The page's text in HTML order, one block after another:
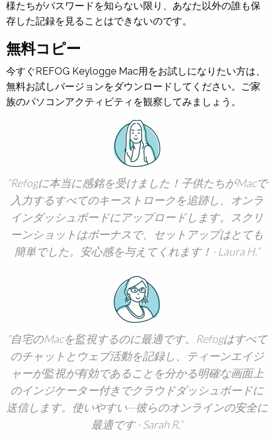
様たちがパスワードを知らない限り、あなた以外の誰も保
存した記録を見ることはできないのです。
無料コピー
今すぐREFOG Keylogge Mac用をお試しになりたい方は、
無料お試しバージョンをダウンロードしてください。ご家
族のパソコンアクティビティを観察してみましょう。
Refogに本当に感銘を受けました！子供たちがMacで
入力するすべてのキーストロークを追跡し、オンラ
インダッシュボードにアップロードします。スクリ
ーンショットはボーナスで、セットアップはとても
簡単でした。安心感を与えてくれます！- Laura H.
自宅のMacを監視するのに最適です。Refogはすべて
のチャットとウェブ活動を記録し、ティーンエイジ
ャーが監視が有効であることを分かる明確な画面上
のインジケーター付きでクラウドダッシュボードに
送信します。使いやすい—彼らのオンラインの安全に
最適です - Sarah R.